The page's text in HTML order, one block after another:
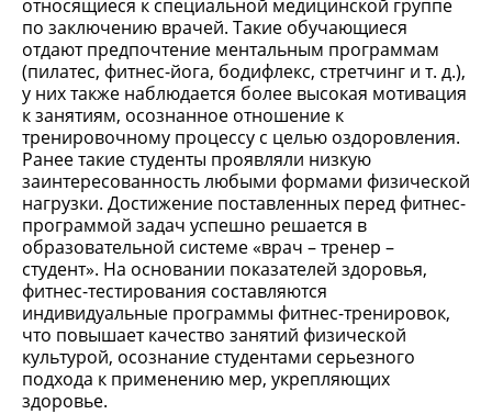
относящиеся к специальной медицинской группе
по заключению врачей. Такие обучающиеся
отдают предпочтение ментальным программам
(пилатес, фитнес-йога, бодифлекс, стретчинг и т. д.),
у них также наблюдается более высокая мотивация
к занятиям, осознанное отношение к
тренировочному процессу с целью оздоровления.
Ранее такие студенты проявляли низкую
заинтересованность любыми формами физической
нагрузки. Достижение поставленных перед фитнес-
программой задач успешно решается в
образовательной системе «врач – тренер –
студент». На основании показателей здоровья,
фитнес-тестирования составляются
индивидуальные программы фитнес-тренировок,
что повышает качество занятий физической
культурой, осознание студентами серьезного
подхода к применению мер, укрепляющих
здоровье.